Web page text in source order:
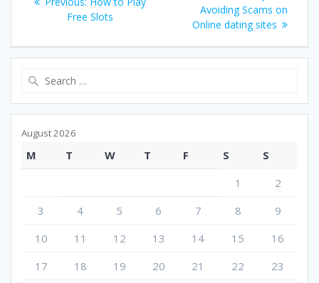
navigation
post:
Free Slots
post:
Avoiding Scams on
Online dating sites
August 2026
M T W T F S
S
1
2
3
4 5 6 7 8
9
10
11 12 13 14 15
16
17
18 19 20 21 22 23